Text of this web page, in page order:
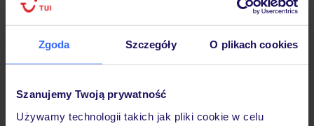
Zgoda Szczegóły O plikach cookies
Szanujemy Twoją prywatność
Używamy technologii takich jak pliki cookie w celu
Lider niskich cen
Największe biuro
30 lat w